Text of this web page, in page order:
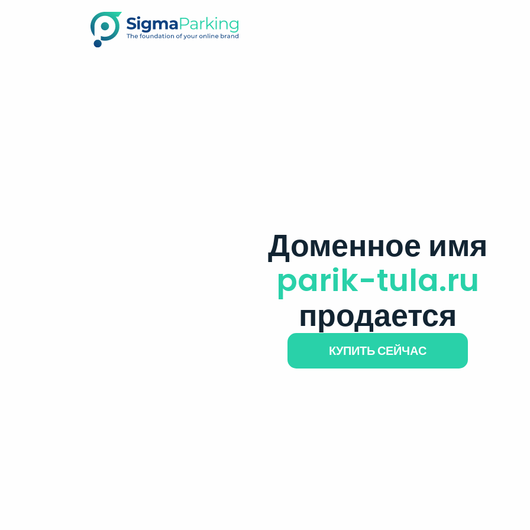
Доменное имя
parik-tula.ru
продается
КУПИТЬ СЕЙЧАС